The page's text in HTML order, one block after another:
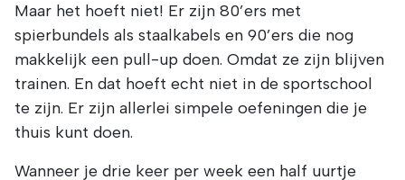
Maar het hoeft niet! Er zijn 80’ers met
spierbundels als staalkabels en 90’ers die nog
makkelijk een pull-up doen. Omdat ze zijn blijven
trainen. En dat hoeft echt niet in de sportschool
te zijn. Er zijn allerlei simpele oefeningen die je
thuis kunt doen.
Wanneer je drie keer per week een half uurtje